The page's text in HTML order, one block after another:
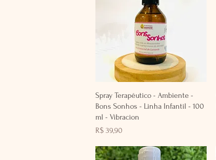
Visualização rápida
Spray Terapêutico - Ambiente -
Bons Sonhos - Linha Infantil - 100
ml - Vibracion
Preço
R$ 39,90